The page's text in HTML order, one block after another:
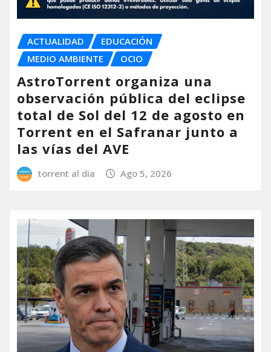
ACTUALIDAD
EDUCACIÓN
MEDIO AMBIENTE
OCIO
AstroTorrent organiza una
observación pública del eclipse
total de Sol del 12 de agosto en
Torrent en el Safranar junto a
las vías del AVE
torrent al dia Ago 5, 2026